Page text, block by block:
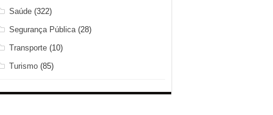
Saúde(322)
Segurança Pública(28)
Transporte(10)
Turismo(85)